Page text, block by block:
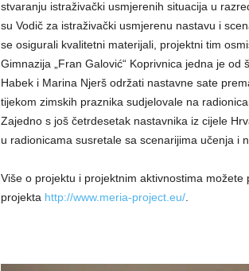
stvaranju istraživački usmjerenih situacija u
su Vodič za istraživački usmjerenu nastavu i
se osigurali kvalitetni materijali, projektni tim
Gimnazija „Fran Galović“ Koprivnica jedna je
Habek i Marina Njerš održati nastavne sate
tijekom zimskih praznika sudjelovale na
Zajedno s još četrdesetak nastavnika iz cijele
u radionicama susretale sa scenarijima učenja i
Više o projektu i projektnim aktivnostima
projekta http://www.meria-project.eu/.